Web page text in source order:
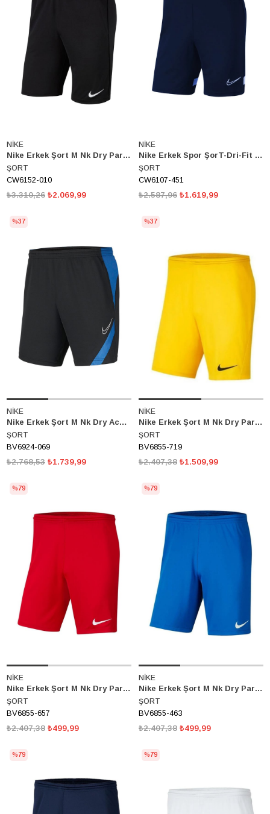
NİKE
Nike Erkek Şort M Nk Dry Park20 Kz Cw6152-010
ŞORT
CW6152-010
₺2.069,99
₺3.310,26
NİKE
Nike Erkek Spor ŞorT-Dri-Fit Academy-Cw6107-451
ŞORT
CW6107-451
₺1.619,99
₺2.587,96
NİKE
Nike Erkek Şort M Nk Dry Acdpr Kp Bv6924-069
ŞORT
BV6924-069
₺1.739,99
₺2.768,53
%37
NİKE
Nike Erkek Şort M Nk Dry Park III Nb K Bv6855-719
ŞORT
BV6855-719
₺1.509,99
₺2.407,38
%37
NİKE
Nike Erkek Şort M Nk Dry Park III Nb K Bv6855-657
ŞORT
BV6855-657
₺499,99
₺2.407,38
%79
NİKE
Nike Erkek Şort M Nk Dry Park III Nb K Bv6855-463
ŞORT
BV6855-463
₺499,99
₺2.407,38
%79
%79 %79